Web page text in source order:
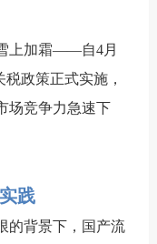
上加霜——自4月
政策正式实施，
场竞争力急速下
践
的背景下，国产流